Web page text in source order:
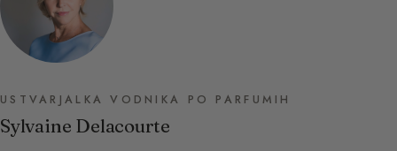
USTVARJALKA VODNIKA PO PARFUMIH
Sylvaine Delacourte